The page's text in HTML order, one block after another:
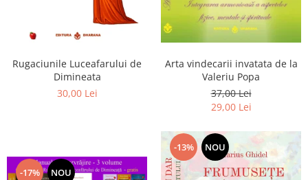
Rugaciunile Luceafarului de
Dimineata
30,00 Lei
Arta vindecarii invatata de la
Valeriu Popa
37,00 Lei
29,00 Lei
-17% NOU
-13% NOU